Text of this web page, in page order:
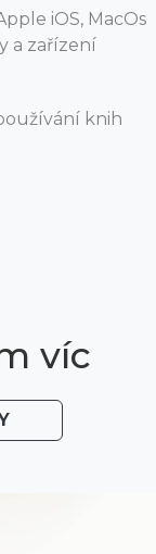
iOS, MacOs
a zařízení
knih
víc